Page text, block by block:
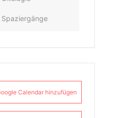
Spaziergänge
Calendar hinzufügen